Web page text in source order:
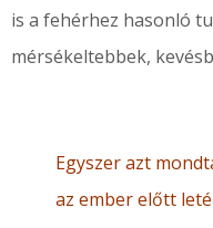
is a fehérhez hasonló
mérsékeltebbek,
Egyszer azt
az ember előtt